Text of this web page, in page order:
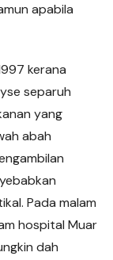
apabila
kerana
separuh
yang
abah
Pada malam
hospital Muar
dah